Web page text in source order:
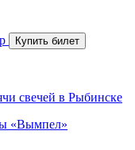
свечей в Рыбинске
«Вымпел»